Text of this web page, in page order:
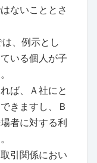
ないこととさ
、例示とし
いる個人が子
ば、Ａ社にと
きますし、Ｂ
者に対する利
引関係におい